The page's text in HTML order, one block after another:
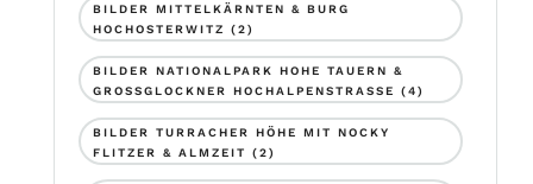
BILDER MITTELKÄRNTEN & BURG
HOCHOSTERWITZ
(2)
BILDER NATIONALPARK HOHE TAUERN &
GROSSGLOCKNER HOCHALPENSTRASSE
(4)
BILDER TURRACHER HÖHE MIT NOCKY
FLITZER & ALMZEIT
(2)